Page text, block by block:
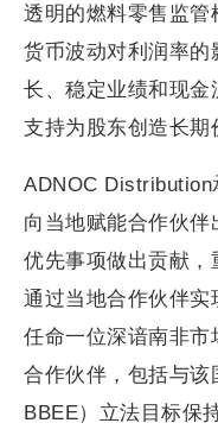
透明的燃料零售监管
货币波动对利润率
长、稳定业绩和现金
支持为股东创造长期
ADNOC Distribution
向当地赋能合作伙
优先事项做出贡献，
通过当地合作伙伴
任命一位深谙南非市
合作伙伴，包括与
BBEE）立法目标保